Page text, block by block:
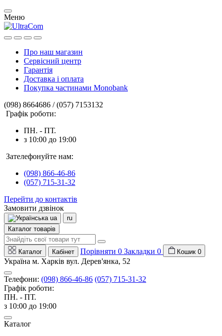
Меню
Про наш магазин
Сервісний центр
Гарантія
Доставка і оплата
Покупка частинами Monobank
(098) 8664686 / (057) 7153132
Графік роботи:
ПН. - ПТ.
з 10:00 до 19:00
Зателефонуйте нам:
(098) 866-46-86
(057) 715-31-32
Перейти до контактів
Замовити дзвінок
ua
ru
Каталог товарів
Каталог Кабінет Порівняти 0 Закладки 0 Кошик 0
Україна м. Харків вул. Дерев'янка, 52
Телефони: (098) 866-46-86 (057) 715-31-32
Графік роботи:
ПН. - ПТ.
з 10:00 до 19:00
Каталог